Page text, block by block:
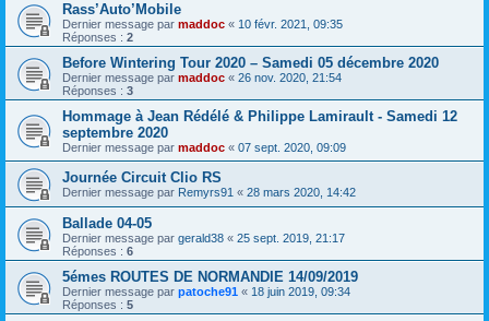
Rass’Auto’Mobile
Dernier message par maddoc « 10 févr. 2021, 09:35
Réponses : 2
Before Wintering Tour 2020 – Samedi 05 décembre 2020
Dernier message par maddoc « 26 nov. 2020, 21:54
Réponses : 3
Hommage à Jean Rédélé & Philippe Lamirault - Samedi 12
septembre 2020
Dernier message par maddoc « 07 sept. 2020, 09:09
Journée Circuit Clio RS
Dernier message par Remyrs91 « 28 mars 2020, 14:42
Ballade 04-05
Dernier message par gerald38 « 25 sept. 2019, 21:17
Réponses : 6
5émes ROUTES DE NORMANDIE 14/09/2019
Dernier message par patoche91 « 18 juin 2019, 09:34
Réponses : 5